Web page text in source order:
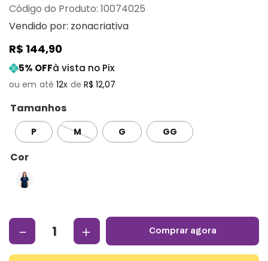
: 10074025
Vendido por: zonacriativa
R$ 144,90
5% OFFà vista no Pix
12 R$ 12,07
Tamanhos
P M G GG
Cor
＋
－ comprar agora